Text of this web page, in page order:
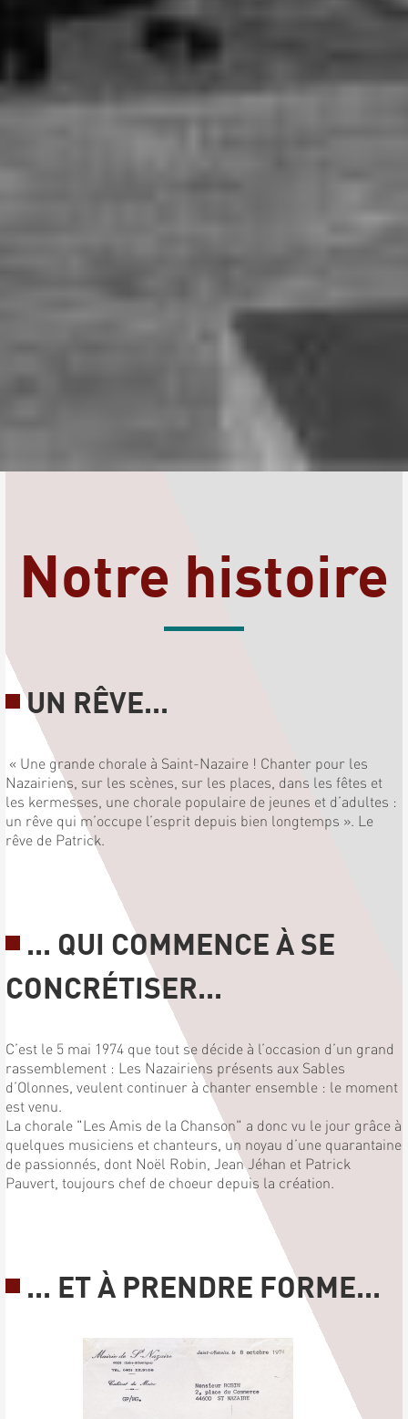
Notre histoire
UN RÊVE...
« Une grande chorale à Saint-Nazaire ! Chanter pour les
Nazairiens, sur les scènes, sur les places, dans les fêtes et
les kermesses, une chorale populaire de jeunes et d’adultes :
un rêve qui m’occupe l’esprit depuis bien longtemps ». Le
rêve de Patrick.
... QUI COMMENCE À SE
CONCRÉTISER...
C’est le 5 mai 1974 que tout se décide à l’occasion d’un grand
rassemblement : Les Nazairiens présents aux Sables
d’Olonnes, veulent continuer à chanter ensemble : le moment
est venu.
La chorale "Les Amis de la Chanson" a donc vu le jour grâce à
quelques musiciens et chanteurs, un noyau d’une quarantaine
de passionnés, dont Noël Robin, Jean Jéhan et Patrick
Pauvert, toujours chef de choeur depuis la création.
... ET À PRENDRE FORME...